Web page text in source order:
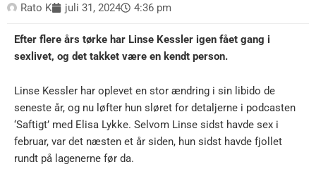
Rato K juli 31, 2024 4:36 pm
Efter flere års tørke har Linse Kessler igen fået gang i
sexlivet, og det takket være en kendt person.
Linse Kessler har oplevet en stor ændring i sin libido de
seneste år, og nu løfter hun sløret for detaljerne i podcasten
‘Saftigt’ med Elisa Lykke. Selvom Linse sidst havde sex i
februar, var det næsten et år siden, hun sidst havde fjollet
rundt på lagenerne før da.